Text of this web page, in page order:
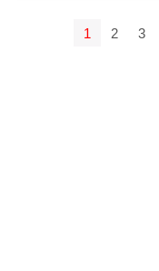
1 2 3